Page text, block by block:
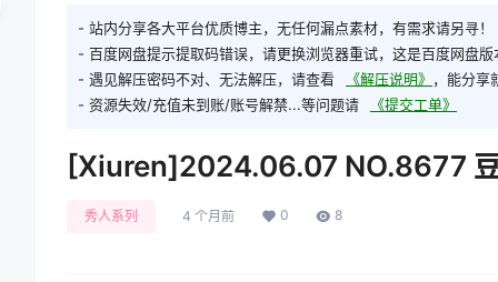
- 站内分享各大平台优质博主，无任何漏点素材，有需求请另寻！
- 百度网盘提示提取码错误，请更换浏览器重试，这是百度网盘版
- 遇见解压密码不对、无法解压，请查看
《解压说明》 ，能分享
- 资源失效/充值未到账/账号解禁...等问题请
《提交工单》
[Xiuren]2024.06.07 NO.8677
秀人系列 4 个月前 0 8